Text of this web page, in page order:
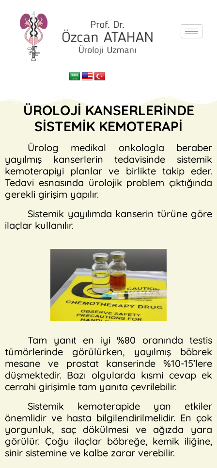
ÜROLOJİ KANSERLERİNDE
SİSTEMİK KEMOTERAPİ
Ürolog medikal onkologla beraber
yayılmış kanserlerin tedavisinde sistemik
kemoterapiyi planlar ve birlikte takip eder.
Tedavi esnasında ürolojik problem çıktığında
gerekli girişim yapılır.
Sistemik yayılımda kanserin türüne göre
ilaçlar kullanılır.
Tam yanıt en iyi %80 oranında testis
tümörlerinde görülürken, yayılmış böbrek
mesane ve prostat kanserinde %10-15’lere
düşmektedir. Bazı olgularda kısmi cevap ek
cerrahi girişimle tam yanıta çevrilebilir.
Sistemik kemoterapide yan etkiler
önemlidir ve hasta bilgilendirilmelidir. En çok
yorgunluk, saç dökülmesi ve ağızda yara
görülür. Çoğu ilaçlar böbreğe, kemik iliğine,
sinir sistemine ve kalbe zarar verebilir.